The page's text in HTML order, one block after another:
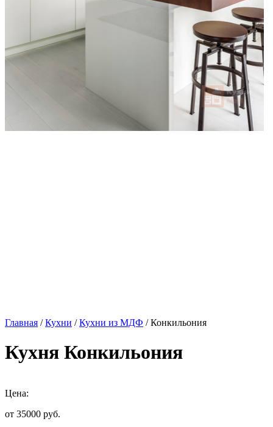
Главная /Кухни /Кухни из МДФ / Конкильония
Кухня Конкильония
Цена:
от 35000 руб.